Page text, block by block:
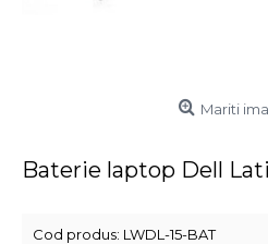
Mariti
Baterie laptop Dell
Cod produs: LWDL-15-BAT